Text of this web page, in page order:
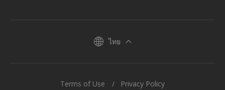
ไทย
Terms of Use Privacy Policy